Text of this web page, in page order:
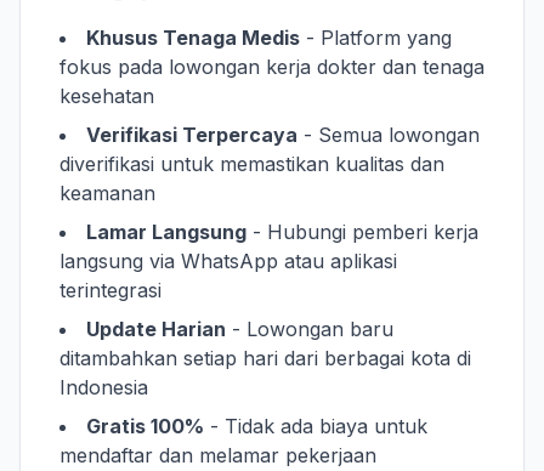
Khusus Tenaga Medis - Platform yang
fokus pada lowongan kerja dokter dan tenaga
kesehatan
Verifikasi Terpercaya - Semua lowongan
diverifikasi untuk memastikan kualitas dan
keamanan
Lamar Langsung - Hubungi pemberi kerja
langsung via WhatsApp atau aplikasi
terintegrasi
Update Harian - Lowongan baru
ditambahkan setiap hari dari berbagai kota di
Indonesia
Gratis 100% - Tidak ada biaya untuk
mendaftar dan melamar pekerjaan